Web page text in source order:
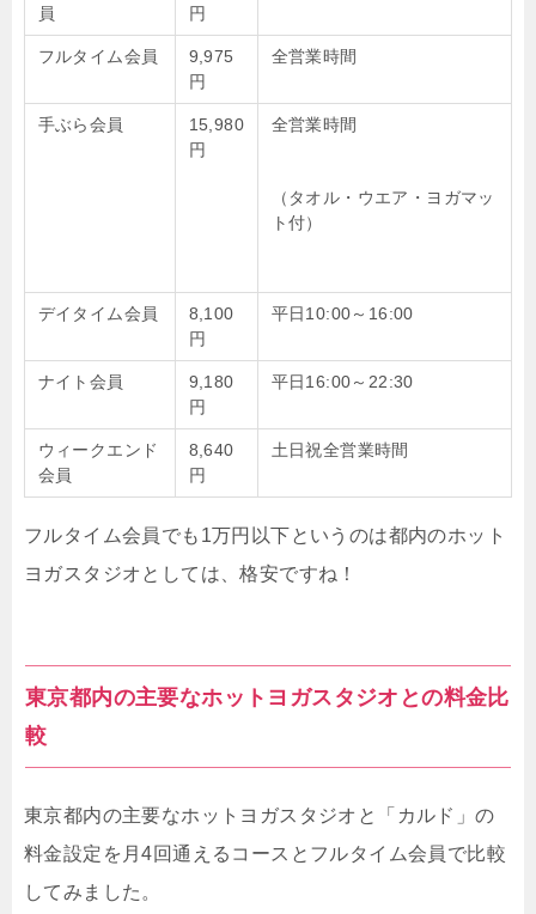
員
円
フルタイム会員
9,975
円
全営業時間
手ぶら会員
15,980
円
全営業時間
（タオル・ウエア・ヨガマッ
ト付）
デイタイム会員
8,100
円
平日10:00～16:00
ナイト会員
9,180
円
平日16:00～22:30
ウィークエンド
会員
8,640
円
土日祝全営業時間
フルタイム会員でも1万円以下というのは都内のホット
ヨガスタジオとしては、格安ですね！
東京都内の主要なホットヨガスタジオとの料金比
較
東京都内の主要なホットヨガスタジオと「カルド」の
料金設定を月4回通えるコースとフルタイム会員で比較
してみました。